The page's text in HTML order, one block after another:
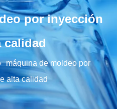
por inyección
calidad
máquina de moldeo por
alta calidad